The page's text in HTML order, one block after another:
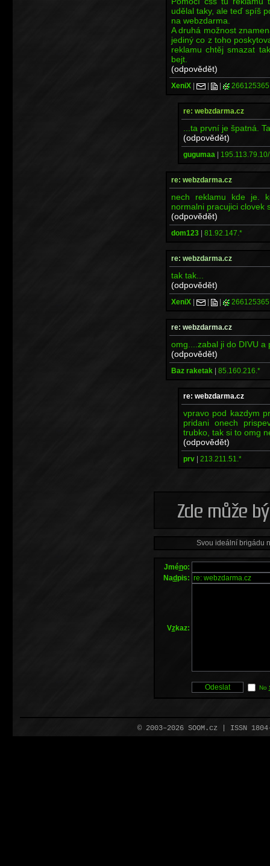
udělal taky, ale teď spíš
na webzdarma.
A druhá možnost
jediný co z toho
reklamu chtěj smazat
bejt.
(odpovědět)
XeniX | | | 266125365
re: webzdarma.cz
...ta první je špatná.
(odpovědět)
gugumaa |
re: webzdarma.cz
nech reklamu kde je.
normalni pracujici clovek
(odpovědět)
dom123 | 81.92.147.*
re: webzdarma.cz
tak tak...
(odpovědět)
XeniX | | | 266125365
re: webzdarma.cz
omg....zabal ji do DIVU a
(odpovědět)
Baz raketak | 85.160.216.*
re: webzdarma.cz
vpravo pod kazdym
pridani onech
trubko, tak si to omg
(odpovědět)
prv | 213.211.51.*
Svou ideální brigádu
Jméno:
Nadpis:
Vzkaz:
No
© 2003–2026 SOOM.cz | ISSN